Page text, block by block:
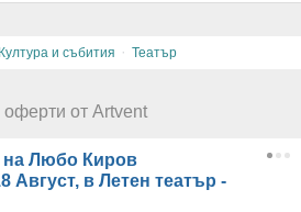
Култура и събития · Театър
от Artvent
на Любо Киров
в Летен театър -